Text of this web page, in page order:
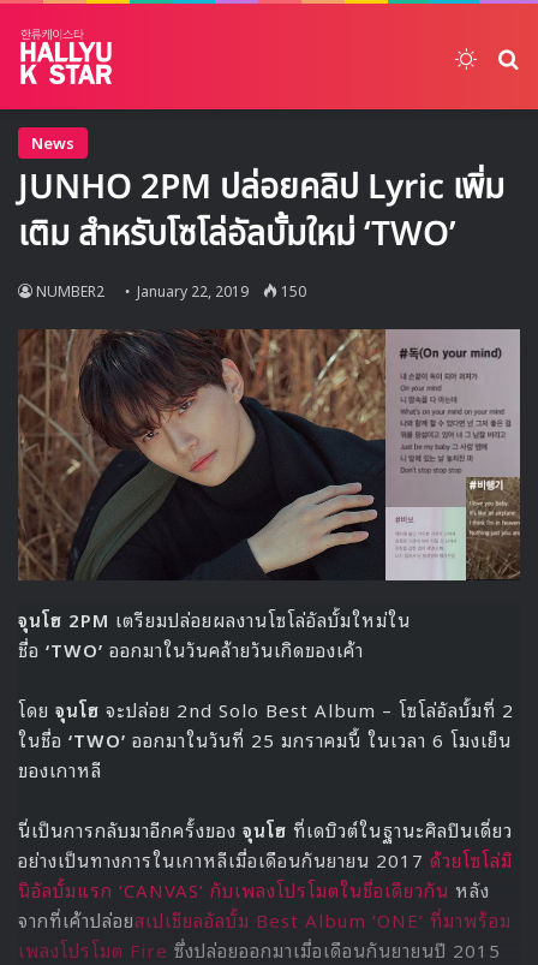
News
JUNHO 2PM ปล่อยคลิป Lyric เพิ่ม
เติม สำหรับโซโล่อัลบั้มใหม่ ‘TWO’
NUMBER2 January 22, 2019 150
จุนโฮ 2PM เตรียมปล่อยผลงานโซโล่อัลบั้มใหม่ใน
ชื่อ ‘TWO’ ออกมาในวันคล้ายวันเกิดของเค้า
โดย จุนโฮ จะปล่อย 2nd Solo Best Album – โซโล่อัลบั้มที่ 2
ในชื่อ ‘TWO’ ออกมาในวันที่ 25 มกราคมนี้ ในเวลา 6 โมงเย็น
ของเกาหลี
นี่เป็นการกลับมาอีกครั้งของ จุนโฮ ที่เดบิวต์ในฐานะศิลปินเดี่ยว
อย่างเป็นทางการในเกาหลีเมื่อเดือนกันยายน 2017 ด้วยโซโล่มิ
นิอัลบั้มแรก ‘CANVAS’ กับเพลงโปรโมตในชื่อเดียวกัน หลัง
จากที่เค้าปล่อยสเปเชียลอัลบั้ม Best Album ‘ONE’ ที่มาพร้อม
เพลงโปรโมต Fire ซึ่งปล่อยออกมาเมื่อเดือนกันยายนปี 2015